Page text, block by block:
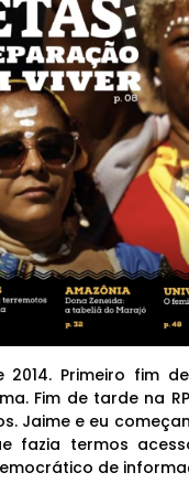
2014. Primeiro fim
Fim de tarde na
Jaime e eu
fazia termos
de